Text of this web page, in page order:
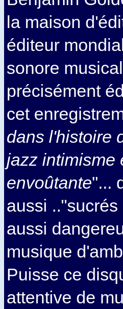
la maison
éditeur
sonore
précisément
cet
dans l'histoire
jazz intimisme
envoûtante"...
aussi
aussi
musique
Puisse ce
attentive de